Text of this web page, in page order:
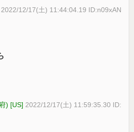
2022/12/17(土) 11:44:04.19 ID:n09xAN
) [US] 2022/12/17(土) 11:59:35.30 ID: